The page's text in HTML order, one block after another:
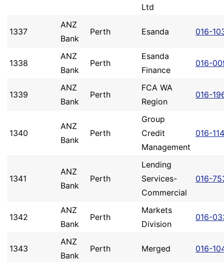
Ltd
1337
ANZ
Bank
Perth Esanda 016-
1338
ANZ
Bank
Perth
Esanda
Finance
016-
1339
ANZ
Bank
Perth
FCA WA
Region
016-
1340
ANZ
Bank
Perth
Group
Credit
Management
016-114
1341
ANZ
Bank
Perth
Lending
Services-
Commercial
016-
1342
ANZ
Bank
Perth
Markets
Division
016-
1343
ANZ
Bank
Perth Merged 016-